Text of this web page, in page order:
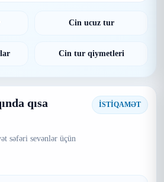
Cin ucuz tur
Cin tur qiymetleri
qısa
səfəri sevənlər üçün
İSTİQAMƏT